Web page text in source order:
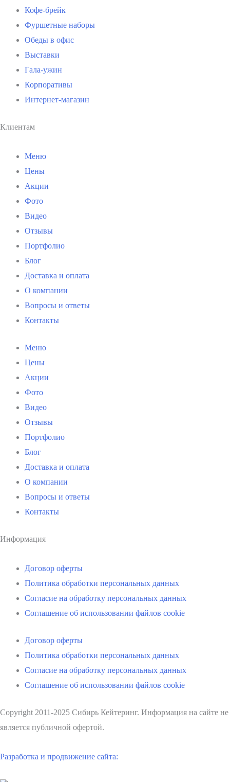
Кофе-брейк
Фуршетные наборы
Обеды в офис
Выставки
Гала-ужин
Корпоративы
Интернет-магазин
Клиентам
Меню
Цены
Акции
Фото
Видео
Отзывы
Портфолио
Блог
Доставка и оплата
О компании
Вопросы и ответы
Контакты
Меню
Цены
Акции
Фото
Видео
Отзывы
Портфолио
Блог
Доставка и оплата
О компании
Вопросы и ответы
Контакты
Информация
Договор оферты
Политика обработки персональных данных
Согласие на обработку персональных данных
Соглашение об использовании файлов cookie
Договор оферты
Политика обработки персональных данных
Согласие на обработку персональных данных
Соглашение об использовании файлов cookie
Copyright 2011-2025 Сибирь Кейтеринг. Информация на сайте не
является публичной офертой.
Разработка и продвижение сайта: